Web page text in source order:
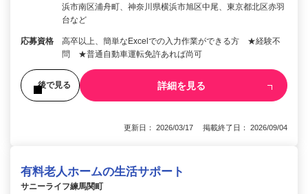
浜市南区浦舟町、神奈川県横浜市旭区中尾、東京都北区赤羽
台など
応募資格
高卒以上、簡単なExcelでの入力作業ができる方 ★経験不
問 ★普通自動車運転免許あれば尚可
後で見る 詳細を見る
更新日： 2026/03/17 掲載終了日： 2026/09/04
有料老人ホームの生活サポート
サニーライフ練馬関町